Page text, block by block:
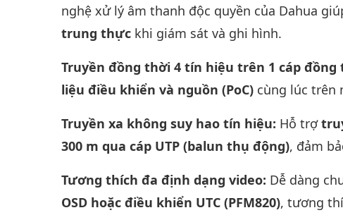
nghệ xử lý âm thanh độc quyền của Dahua
trung thực khi giám sát và ghi hình.
Truyền đồng thời 4 tín hiệu trên 1 cáp đồng
liệu điều khiển và nguồn (PoC) cùng lúc trên
Truyền xa không suy hao tín hiệu: Hỗ trợ
300 m qua cáp UTP (balun thụ động), đảm
Tương thích đa định dạng video: Dễ dàng
OSD hoặc điều khiển UTC (PFM820), tương